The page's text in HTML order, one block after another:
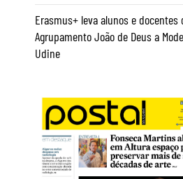
Erasmus+ leva alunos e docentes
Agrupamento João de Deus a
Udine